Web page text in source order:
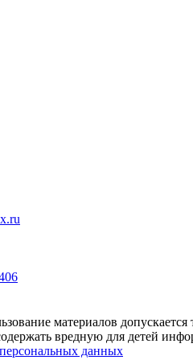
материалов допускается
вредную для детей
данных